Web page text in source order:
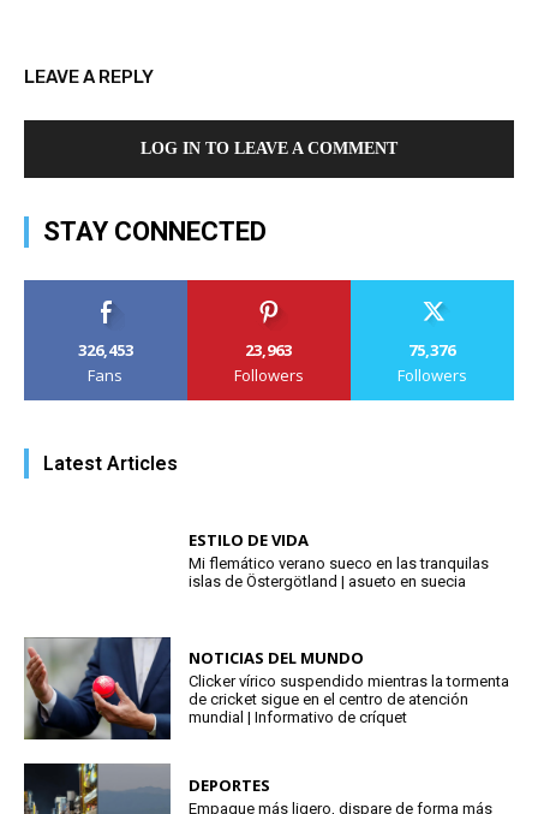
LEAVE A REPLY
LOG IN TO LEAVE A COMMENT
STAY CONNECTED
326,453
Fans
23,963
Followers
75,376
Followers
Latest Articles
ESTILO DE VIDA
Mi flemático verano sueco en las tranquilas
islas de Östergötland | asueto en suecia
NOTICIAS DEL MUNDO
Clicker vírico suspendido mientras la tormenta
de cricket sigue en el centro de atención
mundial | Informativo de críquet
DEPORTES
Empaque más ligero, dispare de forma más